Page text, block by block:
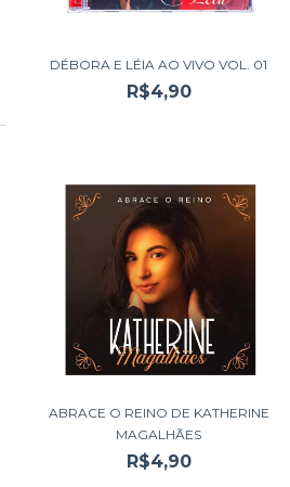
DÉBORA E LÉIA AO VIVO VOL. 01
R$4,90
ABRACE O REINO DE KATHERINE
MAGALHÃES
R$4,90